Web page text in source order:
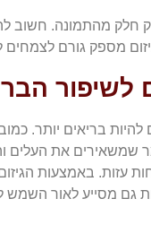
מהתמונה. חשוב
מספק גורם
לשיפור
בריאים יותר.
שמשאירים את
עזות. באמצעות
גם מסייע לאור